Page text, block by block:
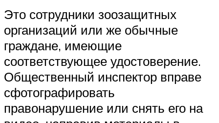
Это сотрудники зоозащитных
организаций или же обычные
граждане, имеющие
соответствующее удостоверение.
Общественный инспектор вправе
сфотографировать
правонарушение или снять его на